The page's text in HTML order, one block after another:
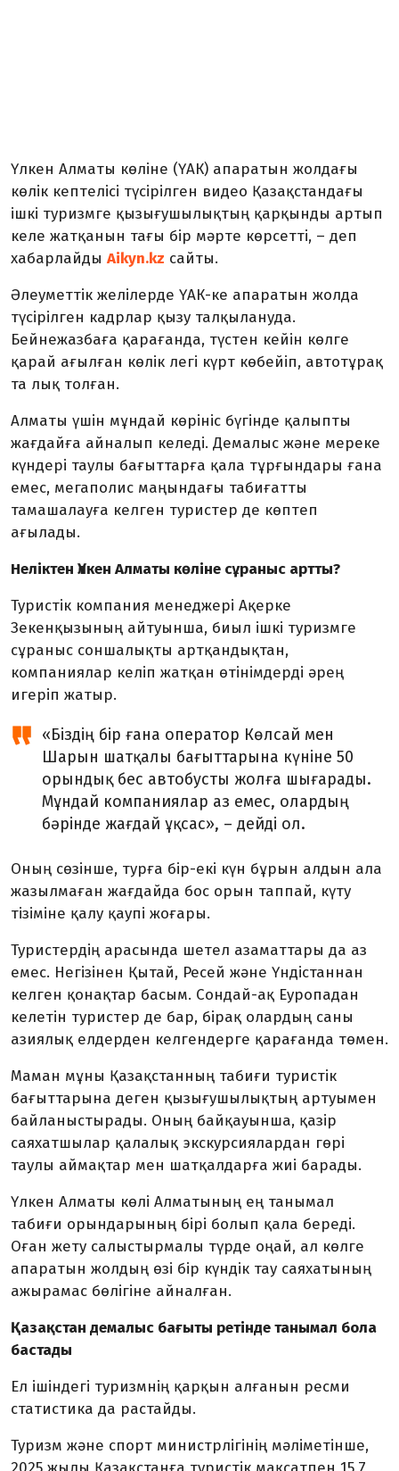
Үлкен Алматы көліне (ҮАК) апаратын жолдағы
көлік кептелісі түсірілген видео Қазақстандағы
ішкі туризмге қызығушылықтың қарқынды артып
келе жатқанын тағы бір мәрте көрсетті, – деп
хабарлайды Aikyn.kz сайты.
Әлеуметтік желілерде ҮАК-ке апаратын жолда
түсірілген кадрлар қызу талқылануда.
Бейнежазбаға қарағанда, түстен кейін көлге
қарай ағылған көлік легі күрт көбейіп, автотұрақ
та лық толған.
Алматы үшін мұндай көрініс бүгінде қалыпты
жағдайға айналып келеді. Демалыс және мереке
күндері таулы бағыттарға қала тұрғындары ғана
емес, мегаполис маңындағы табиғатты
тамашалауға келген туристер де көптеп
ағылады.
Неліктен Үлкен Алматы көліне сұраныс артты?
Туристік компания менеджері Ақерке
Зекенқызының айтуынша, биыл ішкі туризмге
сұраныс соншалықты артқандықтан,
компаниялар келіп жатқан өтінімдерді әрең
игеріп жатыр.
«Біздің бір ғана оператор Көлсай мен
Шарын шатқалы бағыттарына күніне 50
орындық бес автобусты жолға шығарады.
Мұндай компаниялар аз емес, олардың
бәрінде жағдай ұқсас», – дейді ол.
Оның сөзінше, турға бір-екі күн бұрын алдын ала
жазылмаған жағдайда бос орын таппай, күту
тізіміне қалу қаупі жоғары.
Туристердің арасында шетел азаматтары да аз
емес. Негізінен Қытай, Ресей және Үндістаннан
келген қонақтар басым. Сондай-ақ Еуропадан
келетін туристер де бар, бірақ олардың саны
азиялық елдерден келгендерге қарағанда төмен.
Маман мұны Қазақстанның табиғи туристік
бағыттарына деген қызығушылықтың артуымен
байланыстырады. Оның байқауынша, қазір
саяхатшылар қалалық экскурсиялардан гөрі
таулы аймақтар мен шатқалдарға жиі барады.
Үлкен Алматы көлі Алматының ең танымал
табиғи орындарының бірі болып қала береді.
Оған жету салыстырмалы түрде оңай, ал көлге
апаратын жолдың өзі бір күндік тау саяхатының
ажырамас бөлігіне айналған.
Қазақстан демалыс бағыты ретінде танымал бола
бастады
Ел ішіндегі туризмнің қарқын алғанын ресми
статистика да растайды.
Туризм және спорт министрлігінің мәліметінше,